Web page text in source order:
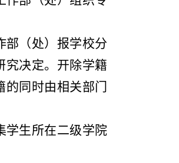
部（处）报学校分
究决定。开除学籍
的同时由相关部门
学生所在二级学院